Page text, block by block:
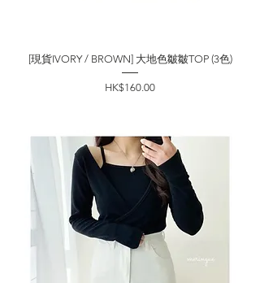
[現貨IVORY / BROWN] 大地色皺皺TOP (3色)
價格
HK$160.00